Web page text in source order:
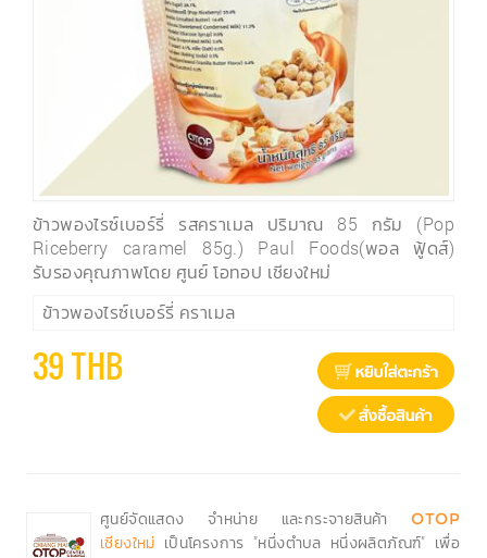
ข้าวพองไรซ์เบอร์รี่ รสคราเมล ปริมาณ 85 กรัม (Pop
Riceberry caramel 85g.) Paul Foods(พอล ฟู้ดส์)
รับรองคุณภาพโดย ศูนย์ โอทอป เชียงใหม่
ข้าวพองไรซ์เบอร์รี่ คราเมล
39 THB
ศูนย์จัดแสดง จำหน่าย และกระจายสินค้าOTOP
เชียงใหม่ เป็นโครงการ "หนึ่งตำบล หนึ่งผลิตภัณฑ์" เพื่อ